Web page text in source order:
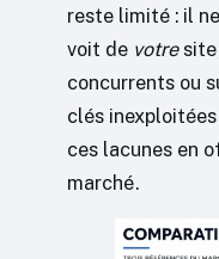
reste limité : il
voit de votre
concurrents ou
clés
ces lacunes en
marché.